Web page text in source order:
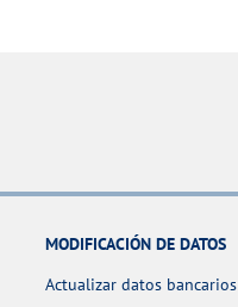
MODIFICACIÓN DE DATOS
Actualizar datos bancarios